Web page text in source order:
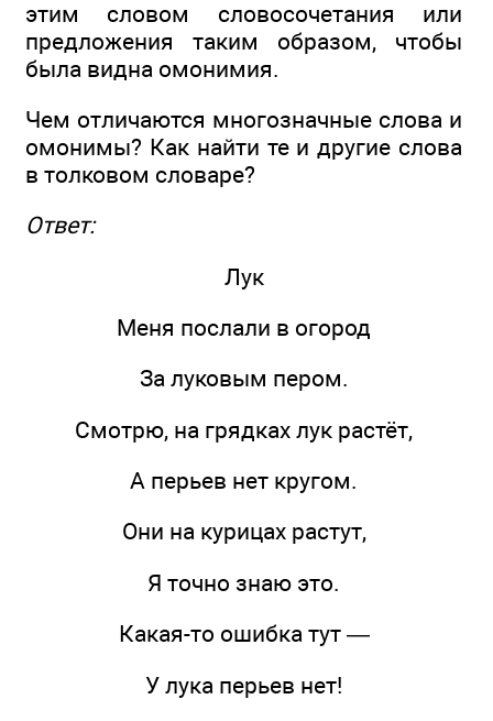
этим словом словосочетания или
предложения таким образом, чтобы
была видна омонимия.
Чем отличаются многозначные слова и
омонимы? Как найти те и другие слова
в толковом словаре?
Ответ:
Лук
Меня послали в огород
За луковым пером.
Смотрю, на грядках лук растёт,
А перьев нет кругом.
Они на курицах растут,
Я точно знаю это.
Какая-то ошибка тут —
У лука перьев нет!